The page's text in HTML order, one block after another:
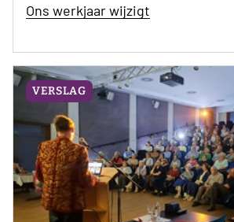
Ons werkjaar wijzigt
VERSLAG